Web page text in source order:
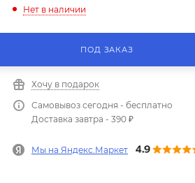
Нет в наличии
ПОД ЗАКАЗ
Хочу в подарок
Самовывоз сегодня - бесплатно
Доставка завтра - 390 ₽
Мы на Яндекс.Маркет